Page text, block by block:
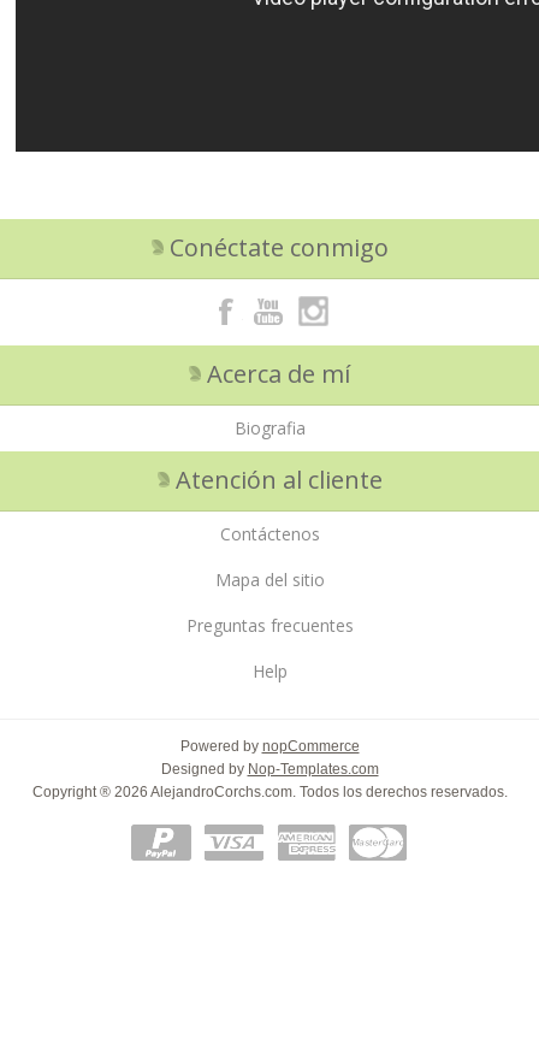
Conéctate conmigo
Acerca de mí
Biografia
Atención al cliente
Contáctenos
Mapa del sitio
Preguntas frecuentes
Help
Powered by nopCommerce
Designed by Nop-Templates.com
Copyright ® 2026 AlejandroCorchs.com. Todos los derechos reservados.